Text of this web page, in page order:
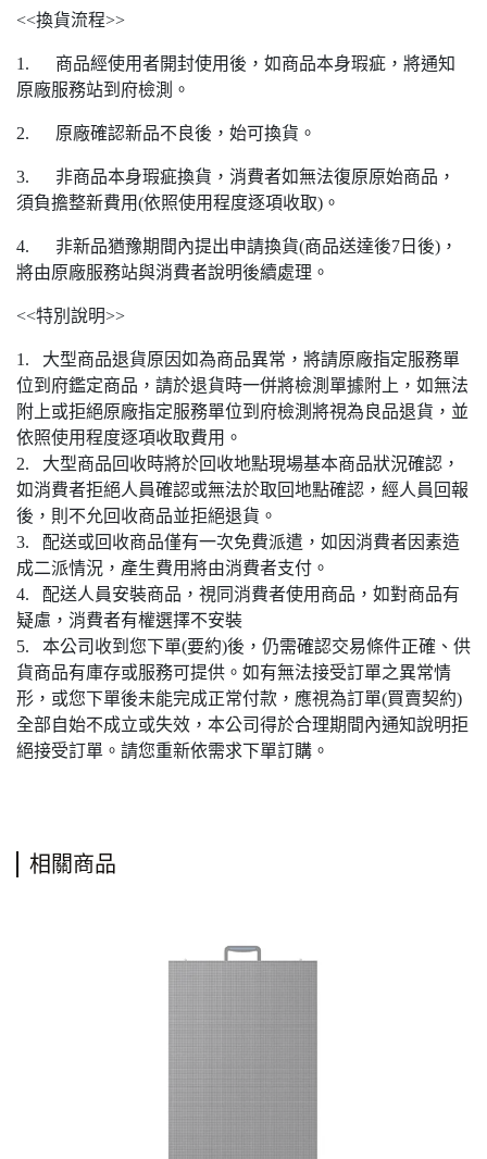
<<換貨流程>>
1. 商品經使用者開封使用後，如商品本身瑕疵，將通知
原廠服務站到府檢測。
2. 原廠確認新品不良後，始可換貨。
3. 非商品本身瑕疵換貨，消費者如無法復原原始商品，
須負擔整新費用(依照使用程度逐項收取)。
4. 非新品猶豫期間內提出申請換貨(商品送達後7日後)，
將由原廠服務站與消費者說明後續處理。
<<特別說明>>
1. 大型商品退貨原因如為商品異常，將請原廠指定服務單
位到府鑑定商品，請於退貨時一併將檢測單據附上，如無法
附上或拒絕原廠指定服務單位到府檢測將視為良品退貨，並
依照使用程度逐項收取費用。
2. 大型商品回收時將於回收地點現場基本商品狀況確認，
如消費者拒絕人員確認或無法於取回地點確認，經人員回報
後，則不允回收商品並拒絕退貨。
3. 配送或回收商品僅有一次免費派遣，如因消費者因素造
成二派情況，產生費用將由消費者支付。
4. 配送人員安裝商品，視同消費者使用商品，如對商品有
疑慮，消費者有權選擇不安裝
5. 本公司收到您下單(要約)後，仍需確認交易條件正確、供
貨商品有庫存或服務可提供。如有無法接受訂單之異常情
形，或您下單後未能完成正常付款，應視為訂單(買賣契約)
全部自始不成立或失效，本公司得於合理期間內通知說明拒
絕接受訂單。請您重新依需求下單訂購。
相關商品